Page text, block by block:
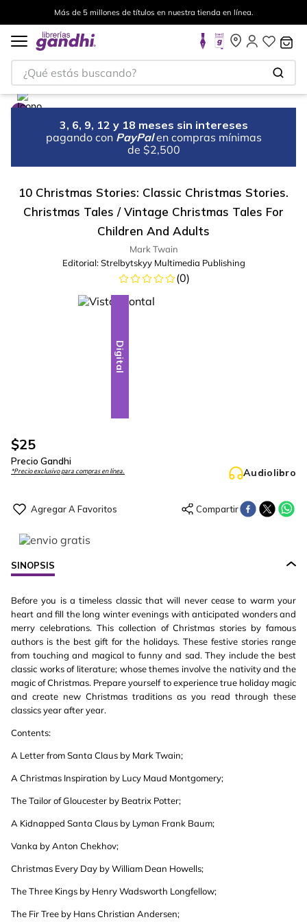
Más de 5 millones de títulos en nuestra tienda en línea.
¿Qué estás buscando?
3, 6, 9, 12 y 18 meses sin intereses
pagando con PayPal en compras mínimas
de $2,500
10 Christmas Stories: Classic Christmas Stories.
Christmas Tales / Vintage Christmas Tales For
Children And Adults
Mark Twain
Editorial: Strelbytskyy Multimedia Publishing
(0)
Digital
$25
Precio Gandhi
*Precio exclusivo para compras en línea. Audiolibro
SINOPSIS
Before you is a timeless classic that will never cease to warm your
heart and fill the long winter evenings with anticipated wonders and
merry celebrations. This collection of Christmas stories by famous
authors is the best gift for the holidays. These festive stories range
from touching and magical to funny and sad. They include the best
classic works of literature; whose themes involve the nativity and the
magic of Christmas. Prepare yourself to experience true holiday magic
and create new Christmas traditions as you read through these
classics year after year.
Contents:
A Letter from Santa Claus by Mark Twain;
A Christmas Inspiration by Lucy Maud Montgomery;
The Tailor of Gloucester by Beatrix Potter;
A Kidnapped Santa Claus by Lyman Frank Baum;
Vanka by Anton Chekhov;
Christmas Every Day by William Dean Howells;
The Three Kings by Henry Wadsworth Longfellow;
The Fir Tree by Hans Christian Andersen;